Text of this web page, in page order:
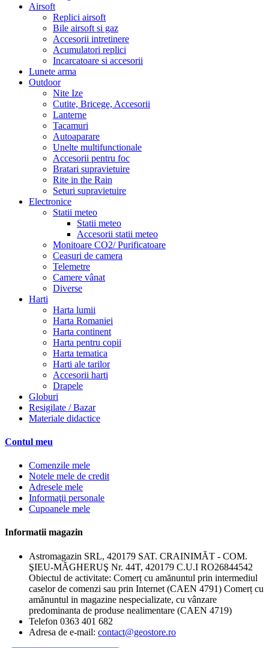
Airsoft
Replici airsoft
Bile airsoft si gaz
Accesorii intretinere
Acumulatori replici
Incarcatoare si accesorii
Lunete arma
Outdoor
Nite Ize
Cutite, Bricege, Accesorii
Lanterne
Tacamuri
Autoaparare
Unelte multifunctionale
Accesorii pentru foc
Bratari supravietuire
Rite in the Rain
Seturi supravietuire
Electronice
Statii meteo
Statii meteo
Accesorii statii meteo
Monitoare CO2/ Purificatoare
Ceasuri de camera
Telemetre
Camere vânat
Diverse
Harti
Harta lumii
Harta Romaniei
Harta continent
Harta pentru copii
Harta tematica
Harti ale tarilor
Accesorii harti
Drapele
Globuri
Resigilate / Bazar
Materiale didactice
Contul meu
Comenzile mele
Notele mele de credit
Adresele mele
Informaţii personale
Cupoanele mele
Informatii magazin
Astromagazin SRL, 420179 SAT. CRAINIMĂT - COM.
ŞIEU-MĂGHERUŞ Nr. 44T, 420179 C.U.I RO26844542
Obiectul de activitate: Comerț cu amănuntul prin intermediul
caselor de comenzi sau prin Internet (CAEN 4791) Comerț cu
amănuntul in magazine nespecializate, cu vânzare
predominanta de produse nealimentare (CAEN 4719)
Telefon 0363 401 682
Adresa de e-mail: contact@geostore.ro